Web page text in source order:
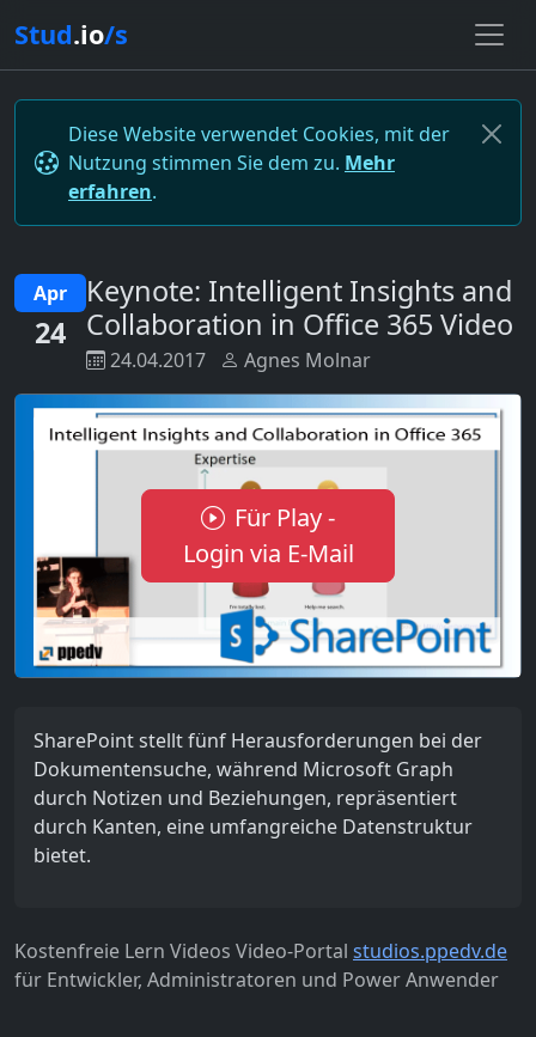
Stud.io/s
Diese Website verwendet Cookies, mit der
Nutzung stimmen Sie dem zu. Mehr
erfahren.
Apr
24
Keynote: Intelligent Insights and
Collaboration in Office 365 Video
24.04.2017 Agnes Molnar
Für Play -
Login via E-Mail
SharePoint stellt fünf Herausforderungen bei der
Dokumentensuche, während Microsoft Graph
durch Notizen und Beziehungen, repräsentiert
durch Kanten, eine umfangreiche Datenstruktur
bietet.
Kostenfreie Lern Videos Video-Portal studios.ppedv.de
für Entwickler, Administratoren und Power Anwender